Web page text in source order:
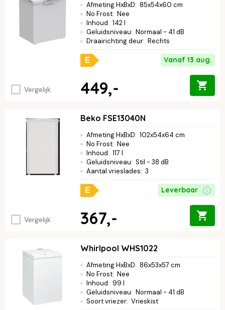
Vergelijk
Afmeting HxBxD: 85x54x60 cm
No Frost: Nee
Inhoud: 142 l
Geluidsniveau: Normaal - 41 dB
Draairichting deur: Rechts
E Vanaf 13 aug.
449,-
Vergelijk
Beko FSE13040N
Afmeting HxBxD: 102x54x64 cm
No Frost: Nee
Inhoud: 117 l
Geluidsniveau: Stil - 38 dB
Aantal vrieslades: 3
E Leverbaar
367,-
Whirlpool WHS1022
Afmeting HxBxD: 86x53x57 cm
No Frost: Nee
Inhoud: 99 l
Geluidsniveau: Normaal - 41 dB
Soort vriezer: Vrieskist